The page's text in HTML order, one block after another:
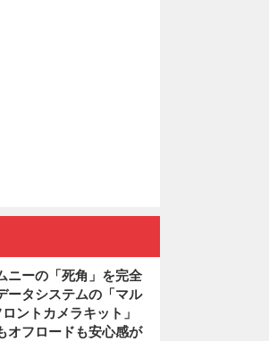
ニーの「死角」を完全
タシステムの「マル
ントカメラキット」
オフロードも安心感が